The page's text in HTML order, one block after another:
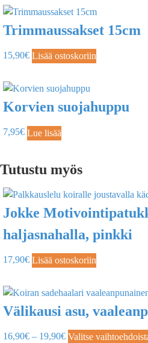
Trimmaussakset 15cm
15,90€ Lisää ostoskoriin
Korvien suojahuppu
7,95€ Lue lisää
Tutustu myös
Jokke
haljasnahalla, pinkki
17,90€ Lisää ostoskoriin
Välikausi asu,
16,90€ – 19,90€ Valitse